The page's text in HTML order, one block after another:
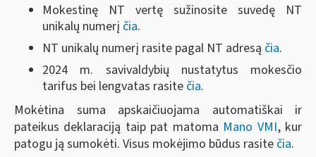
Mokestinę NT vertę sužinosite suvedę NT
unikalų numerį čia.
NT unikalų numerį rasite pagal NT adresą čia.
2024 m. savivaldybių nustatytus mokesčio
tarifus bei lengvatas rasite čia.
Mokėtina suma apskaičiuojama automatiškai ir
pateikus deklaraciją taip pat matoma Mano VMI, kur
patogu ją sumokėti. Visus mokėjimo būdus rasite čia.